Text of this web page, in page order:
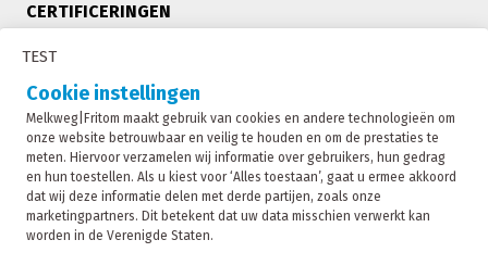
TEST
Cookie instellingen
Melkweg|Fritom maakt gebruik van cookies en andere technologieën om
onze website betrouwbaar en veilig te houden en om de prestaties te
meten. Hiervoor verzamelen wij informatie over gebruikers, hun gedrag
en hun toestellen. Als u kiest voor ‘Alles toestaan’, gaat u ermee akkoord
dat wij deze informatie delen met derde partijen, zoals onze
marketingpartners. Dit betekent dat uw data misschien verwerkt kan
worden in de Verenigde Staten.
CERTIFICERINGEN